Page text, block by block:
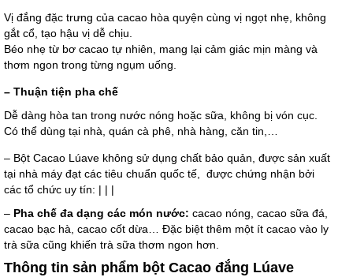
Vị đắng đặc trưng của cacao hòa quyện cùng vị ngọt nhẹ, không
gắt cổ, tạo hậu vị dễ chịu.
Béo nhẹ từ bơ cacao tự nhiên, mang lại cảm giác mịn màng và
thơm ngon trong từng ngụm uống.
– Thuận tiện pha chế
Dễ dàng hòa tan trong nước nóng hoặc sữa, không bị vón cục.
Có thể dùng tại nhà, quán cà phê, nhà hàng, căn tin,…
– Bột Cacao Lúave không sử dụng chất bảo quản, được sản xuất
tại nhà máy đạt các tiêu chuẩn quốc tế, được chứng nhận bởi
các tổ chức uy tín: | | |
– Pha chế đa dạng các món nước: cacao nóng, cacao sữa đá,
cacao bạc hà, cacao cốt dừa… Đặc biệt thêm một ít cacao vào ly
trà sữa cũng khiến trà sữa thơm ngon hơn.
Thông tin sản phẩm bột Cacao đắng Lúave